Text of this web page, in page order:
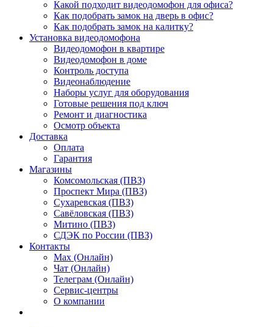
Какой подходит видеодомофон для офиса?
Как подобрать замок на дверь в офис?
Как подобрать замок на калитку?
Установка видеодомофона
Видеодомофон в квартире
Видеодомофон в доме
Контроль доступа
Видеонаблюдение
Наборы услуг для оборудования
Готовые решения под ключ
Ремонт и диагностика
Осмотр объекта
Доставка
Оплата
Гарантия
Магазины
Комсомольская (ПВЗ)
Проспект Мира (ПВЗ)
Сухаревская (ПВЗ)
Савёловская (ПВЗ)
Митино (ПВЗ)
СДЭК по России (ПВЗ)
Контакты
Max (Онлайн)
Чат (Онлайн)
Телеграм (Онлайн)
Сервис-центры
О компании